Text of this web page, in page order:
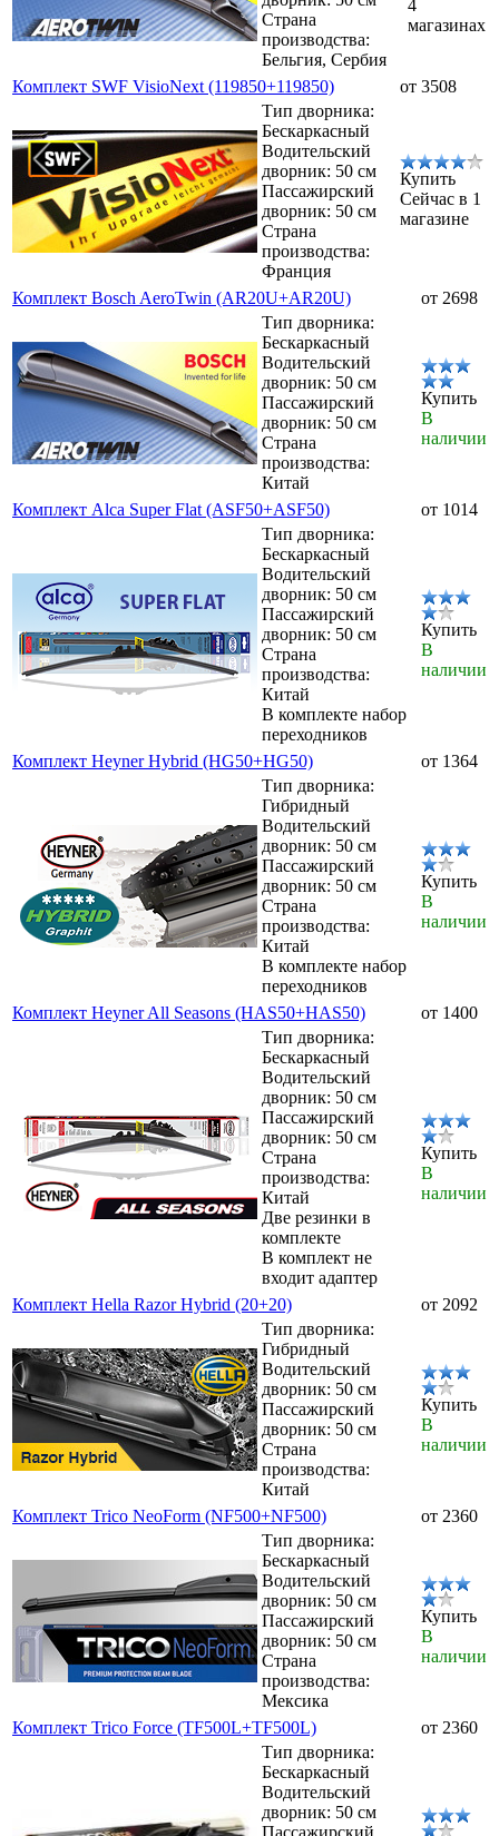
Страна
производства:
Бельгия, Сербия
4
магазинах
Комплект SWF VisioNext (119850+119850)
от 3508
Тип дворника:
Бескаркасный
Водительский
дворник: 50 см
Пассажирский
дворник: 50 см
Страна
производства:
Франция
Купить
Сейчас в 1
магазине
Комплект Bosch AeroTwin (AR20U+AR20U)
от 2698
Тип дворника:
Бескаркасный
Водительский
дворник: 50 см
Пассажирский
дворник: 50 см
Страна
производства:
Китай
Купить
В
наличии
Комплект Alca Super Flat (ASF50+ASF50)
от 1014
Тип дворника:
Бескаркасный
Водительский
дворник: 50 см
Пассажирский
дворник: 50 см
Страна
производства:
Китай
В комплекте набор
переходников
Купить
В
наличии
Комплект Heyner Hybrid (HG50+HG50)
от 1364
Тип дворника:
Гибридный
Водительский
дворник: 50 см
Пассажирский
дворник: 50 см
Страна
производства:
Китай
В комплекте набор
переходников
Купить
В
наличии
Комплект Heyner All Seasons (HAS50+HAS50)
от 1400
Тип дворника:
Бескаркасный
Водительский
дворник: 50 см
Пассажирский
дворник: 50 см
Страна
производства:
Китай
Две резинки в
комплекте
В комплект не
входит адаптер
Купить
В
наличии
Комплект Hella Razor Hybrid (20+20)
от 2092
Тип дворника:
Гибридный
Водительский
дворник: 50 см
Пассажирский
дворник: 50 см
Страна
производства:
Китай
Купить
В
наличии
Комплект Trico NeoForm (NF500+NF500)
от 2360
Тип дворника:
Бескаркасный
Водительский
дворник: 50 см
Пассажирский
дворник: 50 см
Страна
производства:
Мексика
Купить
В
наличии
Комплект Trico Force (TF500L+TF500L)
от 2360
Тип дворника:
Бескаркасный
Водительский
дворник: 50 см
Пассажирский